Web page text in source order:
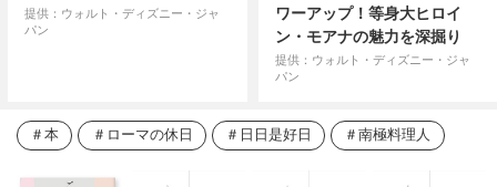
提供：ウォルト・ディズニー・ジャ
パン
ワーアップ！等身大ヒロイ
ン・モアナの魅力を深掘り
提供：ウォルト・ディズニー・ジャ
パン
本 ローマの休日 日日是好日 南極料理人